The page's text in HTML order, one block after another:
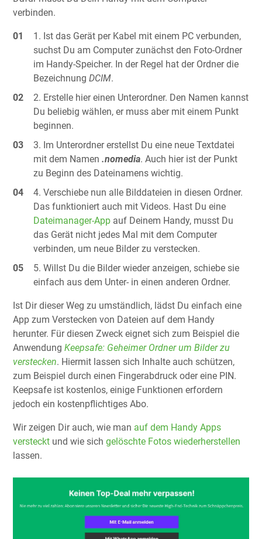
verbinden.
Ist das Gerät per Kabel mit einem PC verbunden,
suchst Du am Computer zunächst den Foto-Ordner
im Handy-Speicher. In der Regel hat der Ordner die
BezeichnungDCIM.
Erstelle hier einen Unterordner. Den Namen kannst
Du beliebig wählen, er muss aber mit einem Punkt
beginnen.
Im Unterordner erstellst Du eine neue Textdatei
mit dem Namen.nomedia. Auch hier ist der Punkt
zu Beginn des Dateinamens wichtig.
Verschiebe nun alle Bilddateien in diesen Ordner.
Das funktioniert auch mit Videos. Hast Du eine
Dateimanager-App auf Deinem Handy, musst Du
das Gerät nicht jedes Mal mit dem Computer
verbinden, um neue Bilder zu verstecken.
Willst Du die Bilder wieder anzeigen, schiebe sie
einfach aus dem Unter- in einen anderen Ordner.
Ist Dir dieser Weg zu umständlich, lädst Du einfach eine
App zum Verstecken von Dateien auf dem Handy
herunter. Für diesen Zweck eignet sich zum Beispiel die
Anwendung Keepsafe: Geheimer Ordner um Bilder zu
verstecken. Hiermit lassen sich Inhalte auch schützen,
zum Beispiel durch einen Fingerabdruck oder eine PIN.
Keepsafe ist kostenlos, einige Funktionen erfordern
jedoch ein kostenpflichtiges Abo.
Wir zeigen Dir auch, wie man auf dem Handy Apps
versteckt und wie sich gelöschte Fotos wiederherstellen
lassen.